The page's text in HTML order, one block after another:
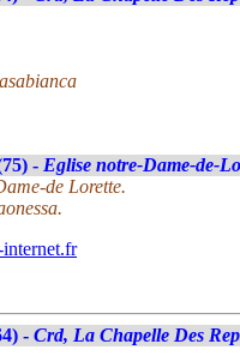
- Eglise notre-Dame-de-
de Lorette.
- Crd, La Chapelle Des